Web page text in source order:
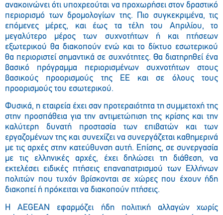
ανακοινώνει ότι υποχρεούται να προχωρήσει στον δραστικό
περιορισμό των δρομολογίων της. Πιο συγκεκριμένα, τις
επόμενες μέρες, και έως τα τέλη του Απριλίου, το
μεγαλύτερο μέρος των συχνοτήτων ή και πτήσεων
εξωτερικού θα διακοπούν ενώ και το δίκτυο εσωτερικού
θα περιοριστεί σημαντικά σε συχνότητες. Θα διατηρηθεί ένα
βασικό πρόγραμμα περιορισμένων συχνοτήτων στους
βασικούς προορισμούς της ΕΕ και σε όλους τους
προορισμούς του εσωτερικού.
Φυσικά, η εταιρεία έχει σαν προτεραιότητα τη συμμετοχή της
στην προσπάθεια για την αντιμετώπιση της κρίσης και την
καλύτερη δυνατή προστασία των επιβατών και των
εργαζομένων της και συνεχίζει να συνεργάζεται καθημερινά
με τις αρχές στην κατεύθυνση αυτή. Επίσης, σε συνεργασία
με τις ελληνικές αρχές, έχει δηλώσει τη διάθεση, να
εκτελέσει ειδικές πτήσεις επαναπατρισμού των Ελλήνων
πολιτών που τυχόν βρίσκονται σε χώρες που έχουν ήδη
διακοπεί ή πρόκειται να διακοπούν πτήσεις.
Η AEGEAN εφαρμόζει ήδη πολιτική αλλαγών χωρίς